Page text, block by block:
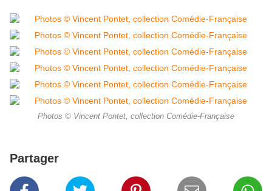
Photos © Vincent Pontet, collection Comédie-Française
Partager